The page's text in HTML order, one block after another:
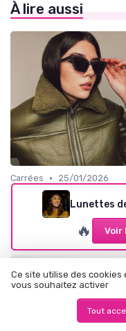
À lire aussi
Carrées •
25/01/2026
Lunettes carrées femme :
comment choisir la
parfaite pour votre style
Lunettes
🔥 Voir
Ce site utilise des
vous souhaitez activer
Tout